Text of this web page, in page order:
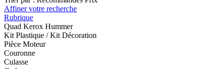
Affiner votre recherche
Rubrique
Quad Kerox Hummer
Kit Plastique / Kit Décoration
Pièce Moteur
Couronne
Culasse